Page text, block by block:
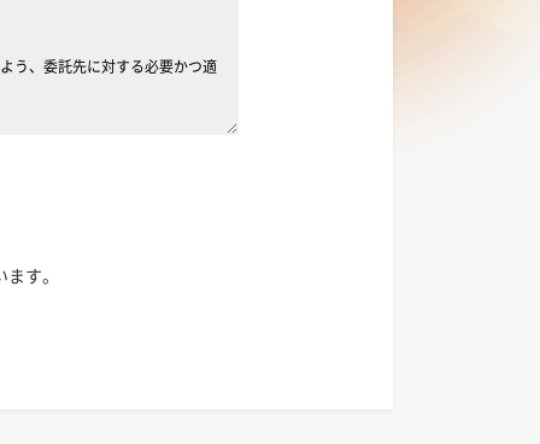
す。